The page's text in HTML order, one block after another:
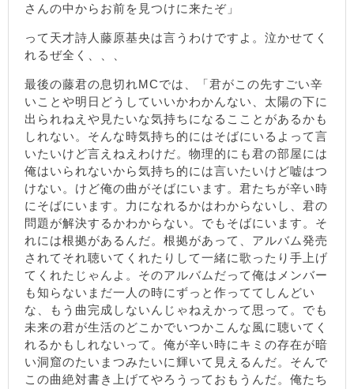
さんの中からお前を見つけに来たぞ」
って天才詩人藤原基央は言うわけですよ。泣かせてく
れるぜ全く、、、
最後の藤君の息切れMCでは、「君がこの先すごい辛
いことや明日どうしていいかわかんない、太陽の下に
出られねえや見たいな気持ちになるこことがあるかも
しれない。そんな時気持ち的にはそばにいるよって言
いたいけど言えねえわけだ。物理的にも君の部屋には
俺はいられないから気持ち的には言いたいけど嘘はつ
けない。けど俺の曲がそばにいます。君たちが辛い時
にそばにいます。力になれるかはわからないし、君の
問題が解決するかわからない。でもそばにいます。そ
れには根拠があるんだ。根拠があって、アルバム発売
されてそれ聴いてくれたりして一緒に歌ったり手上げ
てくれたじゃんよ。そのアルバムだって俺はメンバー
も知らないまだ一人の時にずっと作っててしんどい
な、もう曲完成しないんじゃねえかって思って。でも
未来の君が生活のどこかでいつかこんな風に聴いてく
れるかもしれないって。俺が辛い時にキミの存在が暗
い洞窟のたいまつみたいに輝いて見えるんだ。そんで
この曲絶対書き上げてやろうっておもうんだ。俺たち